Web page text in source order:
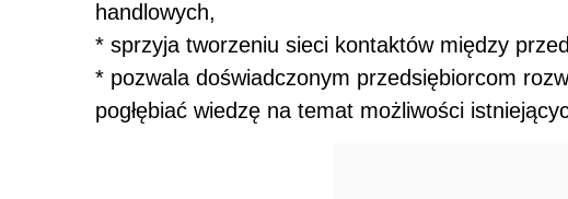
handlowych,
* sprzyja tworzeniu sieci kontaktów między
* pozwala doświadczonym przedsiębiorcom
pogłębiać wiedzę na temat możliwości